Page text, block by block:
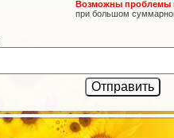
Возможны проблемы
при большом